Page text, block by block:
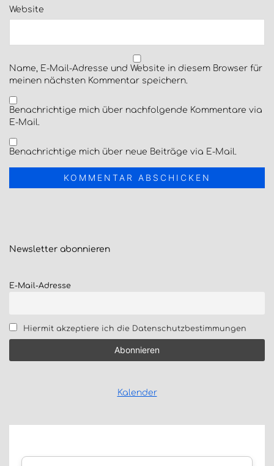
Website
Name, E-Mail-Adresse und Website in diesem Browser für
meinen nächsten Kommentar speichern.
Benachrichtige mich über nachfolgende Kommentare via
E-Mail.
Benachrichtige mich über neue Beiträge via E-Mail.
Newsletter abonnieren
E-Mail-Adresse
Hiermit akzeptiere ich die Datenschutzbestimmungen
Kalender